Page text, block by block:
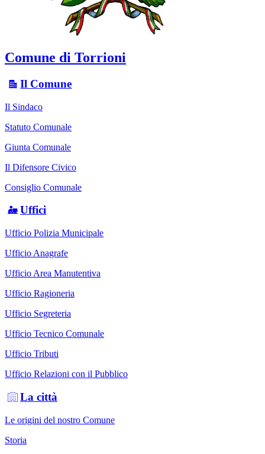
Comune di Torrioni
Il Comune
Il Sindaco
Statuto Comunale
Giunta Comunale
Il Difensore Civico
Consiglio Comunale
Uffici
Ufficio Polizia Municipale
Ufficio Anagrafe
Ufficio Area Manutentiva
Ufficio Ragioneria
Ufficio Segreteria
Ufficio Tecnico Comunale
Ufficio Tributi
Ufficio Relazioni con il Pubblico
La città
Le origini del nostro Comune
Storia